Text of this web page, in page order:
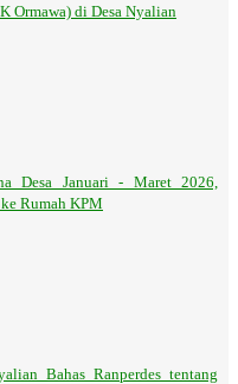
Ormawa) di Desa Nyalian
Desa Januari - Maret 2026,
Rumah KPM
Bahas Ranperdes tentang